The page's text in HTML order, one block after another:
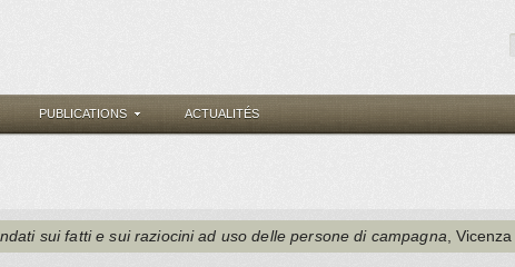
PUBLICATIONS ACTUALITÉS
sui fatti e sui raziocini ad uso delle persone di campagna , Vicenza